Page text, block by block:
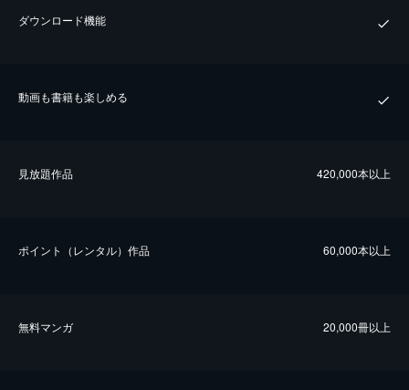
ダウンロード機能
動画も書籍も楽しめる
⾒放題作品 420,000本以上
ポイント（レンタル）作品 60,000本以上
無料マンガ 20,000冊以上